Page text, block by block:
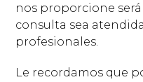
nos proporcione
consulta sea
profesionales.
Le recordamos que